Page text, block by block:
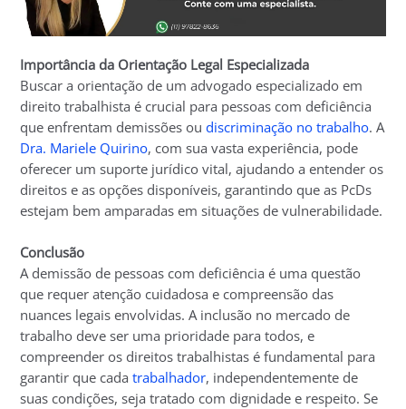
Importância da Orientação Legal Especializada
Buscar a orientação de um advogado especializado em
direito trabalhista é crucial para pessoas com deficiência
que enfrentam demissões oudiscriminação no trabalho. A
Dra. Mariele Quirino, com sua vasta experiência, pode
oferecer um suporte jurídico vital, ajudando a entender os
direitos e as opções disponíveis, garantindo que as PcDs
estejam bem amparadas em situações de vulnerabilidade.
Conclusão
A demissão de pessoas com deficiência é uma questão
que requer atenção cuidadosa e compreensão das
nuances legais envolvidas. A inclusão no mercado de
trabalho deve ser uma prioridade para todos, e
compreender os direitos trabalhistas é fundamental para
garantir que cadatrabalhador, independentemente de
suas condições, seja tratado com dignidade e respeito. Se